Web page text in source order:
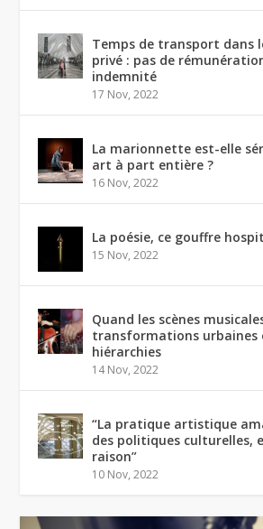
Temps de transport dans
privé : pas de
indemnité
17 Nov, 2022
La marionnette est-elle
art à part entière ?
16 Nov, 2022
La poésie, ce gouffre
15 Nov, 2022
Quand les scènes
transformations urbaines
hiérarchies
14 Nov, 2022
“La pratique artistique
des politiques culturelles,
raison”
10 Nov, 2022